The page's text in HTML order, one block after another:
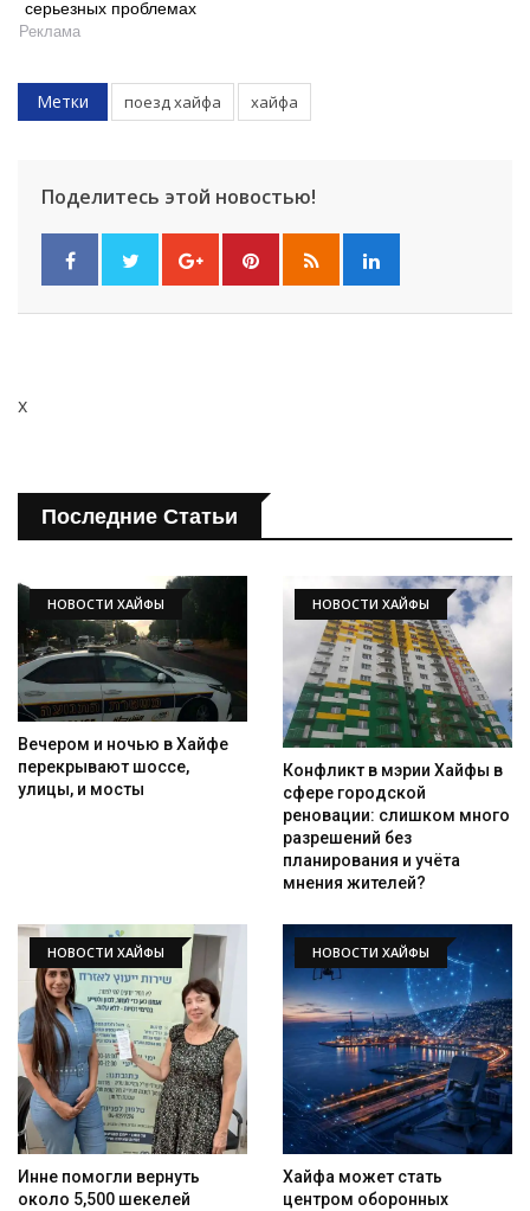
серьезных проблемах
Реклама
Метки поезд хайфа хайфа
Поделитесь этой новостью!
x
Последние Статьи
НОВОСТИ ХАЙФЫ
Вечером и ночью в Хайфе
перекрывают шоссе,
улицы, и мосты
НОВОСТИ ХАЙФЫ
Конфликт в мэрии Хайфы в
сфере городской
реновации: слишком много
разрешений без
планирования и учёта
мнения жителей?
НОВОСТИ ХАЙФЫ
Инне помогли вернуть
около 5,500 шекелей
НОВОСТИ ХАЙФЫ
Хайфа может стать
центром оборонных